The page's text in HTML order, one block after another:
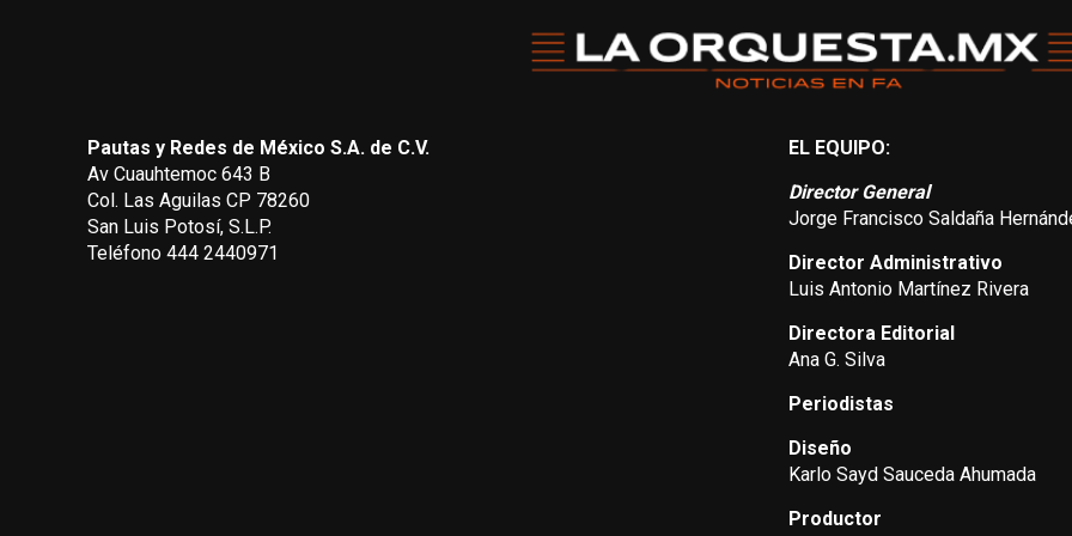
Pautas y Redes de México S.A. de C.V.
Av Cuauhtemoc 643 B
Col. Las Aguilas CP 78260
San Luis Potosí, S.L.P.
Teléfono 444 2440971
EL EQUIPO:
Director General
Jorge Francisco Saldaña
Director Administrativo
Luis Antonio Martínez Rivera
Directora Editorial
Ana G. Silva
Periodistas
Diseño
Karlo Sayd Sauceda Ahumada
Productor